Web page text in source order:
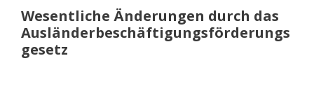
Wesentliche Änderungen durch das
Ausländerbeschäftigungsförderungs
gesetz